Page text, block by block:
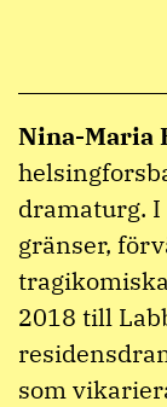
Nina-Maria
dramaturg.
gränser,
2018 till
som